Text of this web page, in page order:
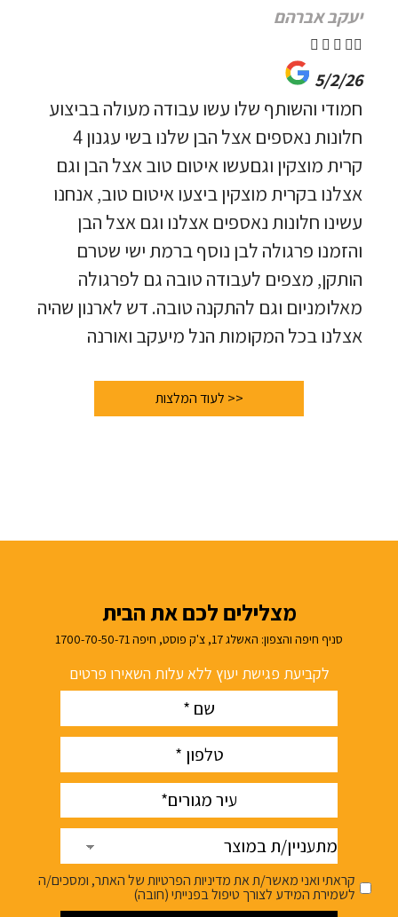
יעקב אברהם
   
5/2/26
חמודי והשותף שלו עשו עבודה מעולה בביצוע
חלונות נאספים אצל הבן שלנו בשי עגנון 4
קרית מוצקין וגםעשו איטום טוב אצל הבן וגם
אצלנו בקרית מוצקין ביצעו איטום טוב, אנחנו
עשינו חלונות נאספים אצלנו וגם אצל הבן
והזמנו פרגולה לבן נוסף ברמת ישי שטרם
הותקן, מצפים לעבודה טובה גם לפרגולה
מאלומניום וגם להתקנה טובה. דש לארנון שהיה
אצלנו בכל המקומות הנל מיעקב ואורנה
<< לעוד המלצות
מצלילים לכם את הבית
סניף חיפה והצפון: האשלג 17, צ'ק פוסט, חיפה 1700-70-50-71
לקביעת פגישת יעוץ ללא עלות השאירו פרטים
Name
phone
עיר
מתעניין/ת
במוצר
קראתי ואני מאשר/ת את מדיניות הפרטיות של האתר, ומסכים/ה
לשמירת המידע לצורך טיפול בפנייתי (חובה)